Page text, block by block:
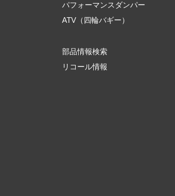
パフォーマンスダンパー
ATV（四輪バギー）
部品情報検索
リコール情報